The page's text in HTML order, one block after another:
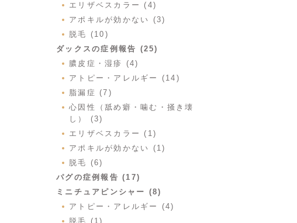
エリザベスカラー (4)
アポキルが効かない (3)
脱毛 (10)
ダックスの症例報告 (25)
膿皮症・湿疹 (4)
アトピー・アレルギー (14)
脂漏症 (7)
心因性（舐め癖・噛む・掻き壊
し） (3)
エリザベスカラー (1)
アポキルが効かない (1)
脱毛 (6)
パグの症例報告 (17)
ミニチュアピンシャー (8)
アトピー・アレルギー (4)
脱毛 (1)